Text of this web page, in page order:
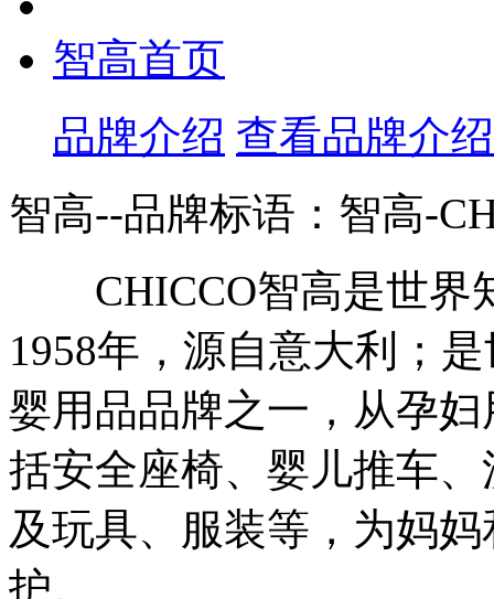
智高首页
品牌介绍 查看品牌介绍
智高--品牌标语： 智高-
CHICCO智高是世界
1958年，源自意大利；
婴用品品牌之一，从孕
括安全座椅、婴儿推车
及玩具、服装等，为妈
护。